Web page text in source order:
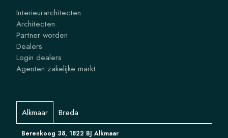
Interieurarchitecten
Architecten
Partner worden
Dealers
Login dealers
Agenten zakelijke markt
Alkmaar Breda
Berenkoog 38, 1822 BJ Alkmaar